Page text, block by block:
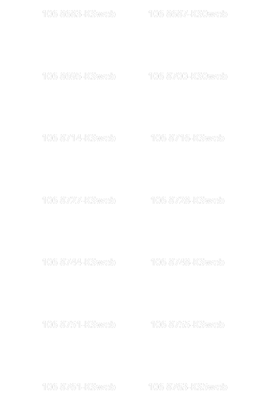
106 8683-KSweb 106 8687-KS0web
106 8695-KSweb 106 8700-KS0web
106 8714-KSweb 106 8716-KSweb
106 8727-KSweb 106 8728-KSweb
106 8744-KSweb 106 8748-KSweb
106 8751-KSweb 106 8755-KSweb
106 8761-KSweb 106 8763-KS5web